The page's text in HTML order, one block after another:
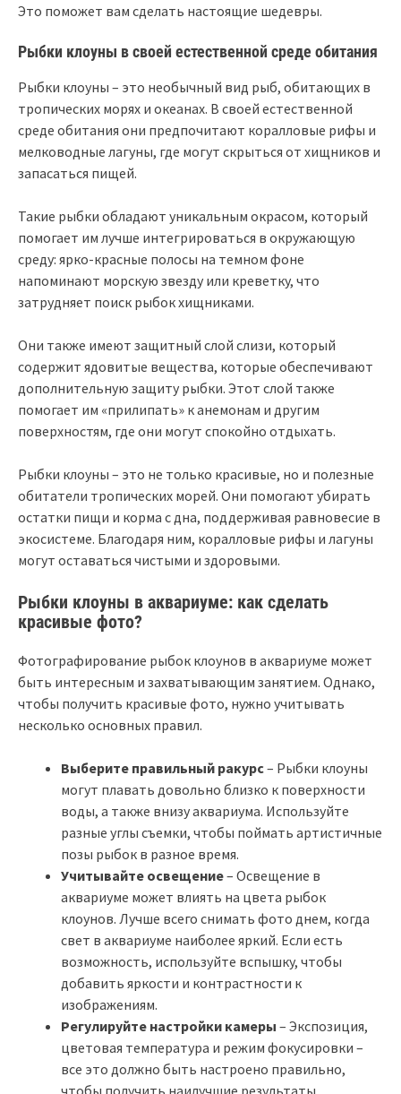
Это поможет вам сделать настоящие шедевры.
Рыбки клоуны в своей естественной среде обитания
Рыбки клоуны – это необычный вид рыб, обитающих в
тропических морях и океанах. В своей естественной
среде обитания они предпочитают коралловые рифы и
мелководные лагуны, где могут скрыться от хищников и
запасаться пищей.
Такие рыбки обладают уникальным окрасом, который
помогает им лучше интегрироваться в окружающую
среду: ярко-красные полосы на темном фоне
напоминают морскую звезду или креветку, что
затрудняет поиск рыбок хищниками.
Они также имеют защитный слой слизи, который
содержит ядовитые вещества, которые обеспечивают
дополнительную защиту рыбки. Этот слой также
помогает им «прилипать» к анемонам и другим
поверхностям, где они могут спокойно отдыхать.
Рыбки клоуны – это не только красивые, но и полезные
обитатели тропических морей. Они помогают убирать
остатки пищи и корма с дна, поддерживая равновесие в
экосистеме. Благодаря ним, коралловые рифы и лагуны
могут оставаться чистыми и здоровыми.
Рыбки клоуны в аквариуме: как сделать
красивые фото?
Фотографирование рыбок клоунов в аквариуме может
быть интересным и захватывающим занятием. Однако,
чтобы получить красивые фото, нужно учитывать
несколько основных правил.
Выберите правильный ракурс– Рыбки клоуны
могут плавать довольно близко к поверхности
воды, а также внизу аквариума. Используйте
разные углы съемки, чтобы поймать артистичные
позы рыбок в разное время.
Учитывайте освещение– Освещение в
аквариуме может влиять на цвета рыбок
клоунов. Лучше всего снимать фото днем, когда
свет в аквариуме наиболее яркий. Если есть
возможность, используйте вспышку, чтобы
добавить яркости и контрастности к
изображениям.
Регулируйте настройки камеры – Экспозиция,
цветовая температура и режим фокусировки –
все это должно быть настроено правильно,